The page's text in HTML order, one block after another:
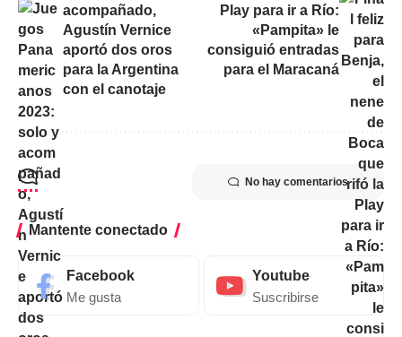
acompañado,
Agustín Vernice
aportó dos oros
para la Argentina
con el canotaje
Play para ir a Río:
«Pampita» le
consiguió entradas
para el Maracaná
No hay comentarios
Mantente conectado
Facebook
Me gusta
Youtube
Suscribirse